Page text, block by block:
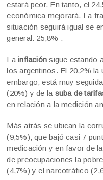
estará peor. En tanto, el
económica mejorará. La
situación seguirá igual se
general: 25,8% .
Lainflaciónsigue estando
los argentinos. El 20,2% la
embargo, está muy
(20%) y de la suba de
en relación a la medición
Más atrás se ubican la
(9,5%), que bajó casi 7
medicación y en favor de
de preocupaciones la
(4,7%) y el narcotráfico